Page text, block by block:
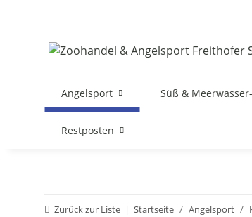
Angelsport Süß &
Restposten
Zurück zur Liste Startseite Angelsport